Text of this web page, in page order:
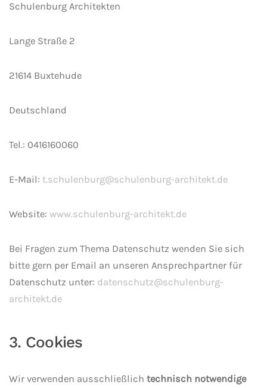
Schulenburg Architekten
Lange Straße 2
21614 Buxtehude
Deutschland
Tel.: 0416160060
E-Mail: t.schulenburg@schulenburg-architekt.de
Website: www.schulenburg-architekt.de
Bei Fragen zum Thema Datenschutz wenden Sie sich
bitte gern per Email an unseren Ansprechpartner für
Datenschutz unter: datenschutz@schulenburg-
architekt.de
3. Cookies
Wir verwenden ausschließlich technisch notwendige